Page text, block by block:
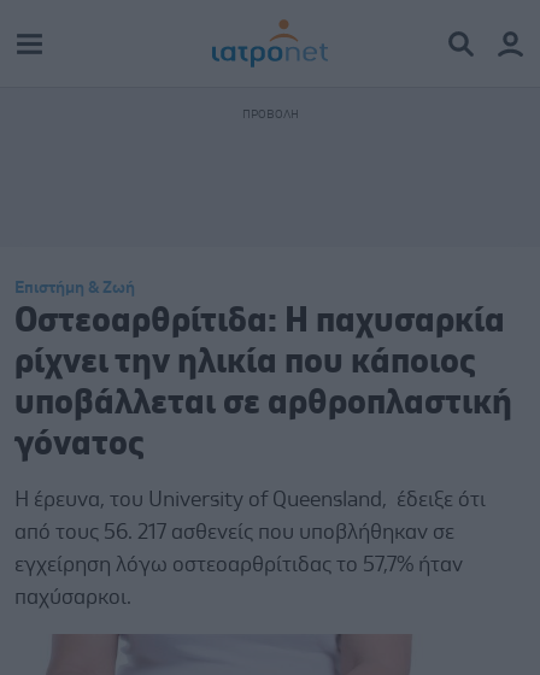
Επιστήμη & Ζωή
Οστεοαρθρίτιδα: Η παχυσαρκία
ρίχνει την ηλικία που κάποιος
υποβάλλεται σε αρθροπλαστική
γόνατος
Η έρευνα, του University of Queensland, έδειξε ότι
από τους 56. 217 ασθενείς που υποβλήθηκαν σε
εγχείρηση λόγω οστεοαρθρίτιδας το 57,7% ήταν
παχύσαρκοι.